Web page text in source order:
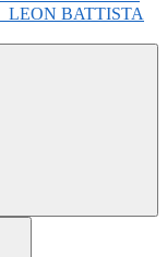
LEON BATTISTA